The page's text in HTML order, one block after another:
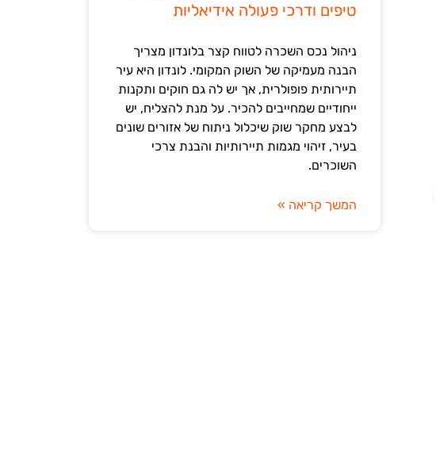
טיפים ודרכי פעולה אידיאליות
ניהול נכס השכרה לטווח קצר בלונדון מצריך
הבנה מעמיקה של השוק המקומי. לונדון היא עיר
תיירותית פופולרית, אך יש לה גם חוקים ותקנות
ייחודיים שמחייבים להכיר. על מנת להצליח, יש
לבצע מחקר שוק שיכלול ניתוח של אזורים שונים
בעיר, זיהוי מגמות תיירותיות והבנת צרכי
השוכרים.
המשך קריאה »